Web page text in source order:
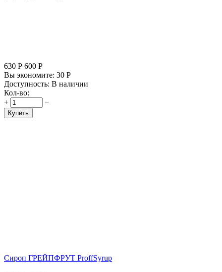
630 Р 600 Р
Вы экономите: 30 Р
Доступность: В наличии
Кол-во:
+
−
Купить
Сироп ГРЕЙПФРУТ ProffSyrup